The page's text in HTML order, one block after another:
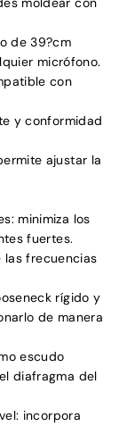
de 39?cm
micrófono.
con
y conformidad
ajustar la
minimiza los
fuertes.
frecuencias
rígido y
de manera
escudo
diafragma del
incorpora